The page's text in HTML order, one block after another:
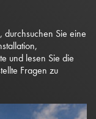
durchsuchen Sie eine
und lesen Sie die
Fragen zu